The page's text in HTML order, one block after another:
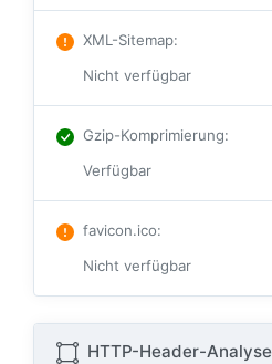
XML-Sitemap:
Nicht verfügbar
Gzip-Komprimierung:
Verfügbar
favicon.ico:
Nicht verfügbar
HTTP-Header-Analyse